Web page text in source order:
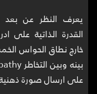
القدرة الذاتية على
خارج نطاق الحواس
على ارسال صورة